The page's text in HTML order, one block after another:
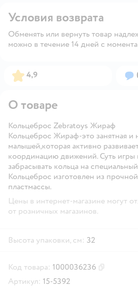
Условия возврата
Обменять или вернуть товар
можно в течение 14 дней с
Рейтинг:
4,9
О товаре
Кольцеброс Zebratoys Жираф
Кольцеброс Жираф-это занятная и
малышей,которая активно
координацию движений. Суть игры
забрасывать кольца на
Кольцеброс изготовлен из
пластмассы.
Цены в интернет-магазине могут
от розничных магазинов.
Высота упаковки, см: 32
Код товара: 1000036236
Артикул: 15-5392